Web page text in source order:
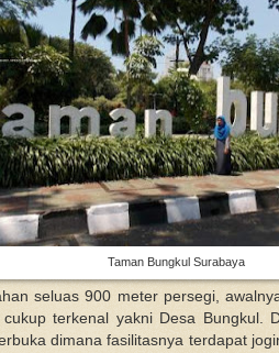
Taman Bungkul Surabaya
seluas 900 meter persegi,
terkenal yakni Desa Bungkul.
dimana fasilitasnya terdapat